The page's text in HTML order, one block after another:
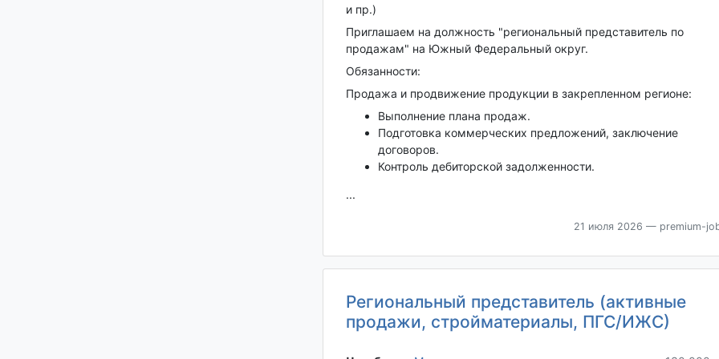
и пр.)
Приглашаем на должность "региональный представитель по
продажам" на Южный Федеральный округ.
Обязанности:
Продажа и продвижение продукции в закрепленном регионе:
Выполнение плана продаж.
Подготовка коммерческих предложений, заключение
договоров.
Контроль дебиторской задолженности.
...
21 июля 2026 — premium-
Региональный представитель (активные
продажи, стройматериалы, ПГС/ИЖС)